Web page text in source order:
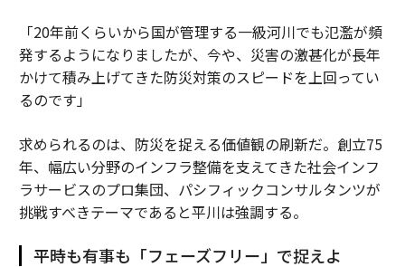
「20年前くらいから国が管理する一級河川でも氾濫が頻
発するようになりましたが、今や、災害の激甚化が長年
かけて積み上げてきた防災対策のスピードを上回ってい
るのです」
求められるのは、防災を捉える価値観の刷新だ。創立75
年、幅広い分野のインフラ整備を支えてきた社会インフ
ラサービスのプロ集団、パシフィックコンサルタンツが
挑戦すべきテーマであると平川は強調する。
平時も有事も「フェーズフリー」で捉えよ